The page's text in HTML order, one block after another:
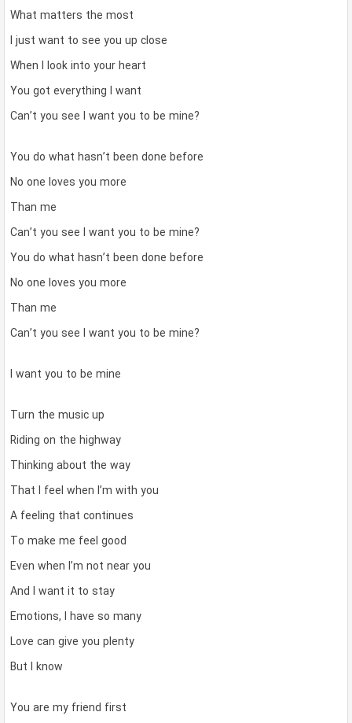
What matters the most
I just want to see you up close
When I look into your heart
You got everything I want
Can’t you see I want you to be mine?
You do what hasn’t been done before
No one loves you more
Than me
Can’t you see I want you to be mine?
You do what hasn’t been done before
No one loves you more
Than me
Can’t you see I want you to be mine?
I want you to be mine
Turn the music up
Riding on the highway
Thinking about the way
That I feel when I’m with you
A feeling that continues
To make me feel good
Even when I’m not near you
And I want it to stay
Emotions, I have so many
Love can give you plenty
But I know
You are my friend first